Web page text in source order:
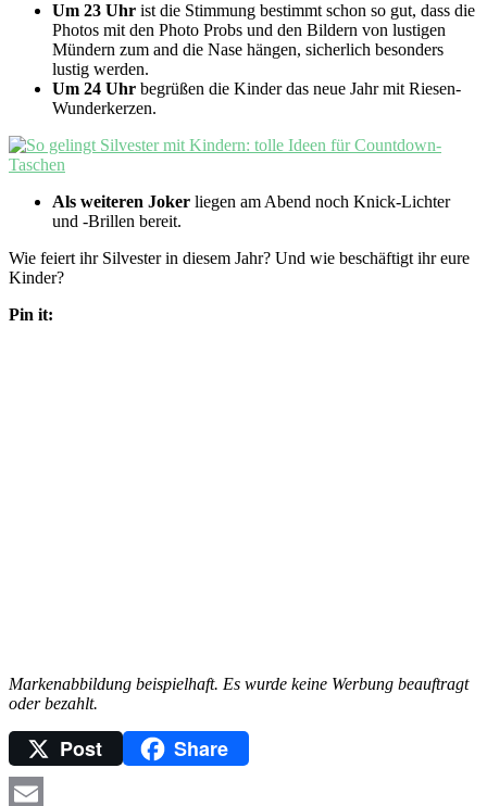
Um 23 Uhr ist die Stimmung bestimmt schon so gut, dass die
Photos mit den Photo Probs und den Bildern von lustigen
Mündern zum and die Nase hängen, sicherlich besonders
lustig werden.
Um 24 Uhr begrüßen die Kinder das neue Jahr mit Riesen-
Wunderkerzen.
Als weiteren Joker liegen am Abend noch Knick-Lichter
und -Brillen bereit.
Wie feiert ihr Silvester in diesem Jahr? Und wie beschäftigt ihr eure
Kinder?
Pin it:
Markenabbildung beispielhaft. Es wurde keine Werbung beauftragt
oder bezahlt.
Post Share